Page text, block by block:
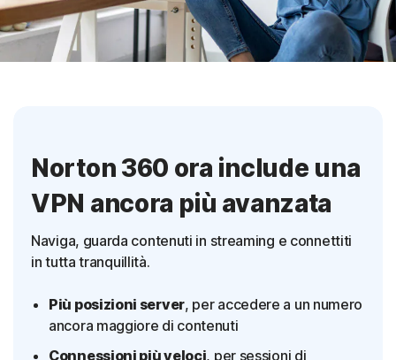
Norton 360 ora include una
VPN ancora più avanzata
Naviga, guarda contenuti in streaming e connettiti
in tutta tranquillità.
Più posizioni server, per accedere a un numero
ancora maggiore di contenuti
Connessioni più veloci, per sessioni di